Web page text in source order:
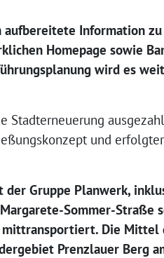
Information
Homepage sowie
wird es
Stadterneuerung
und
der Gruppe Planwerk,
Sommer-Straße
Die Mittel
Prenzlauer Berg